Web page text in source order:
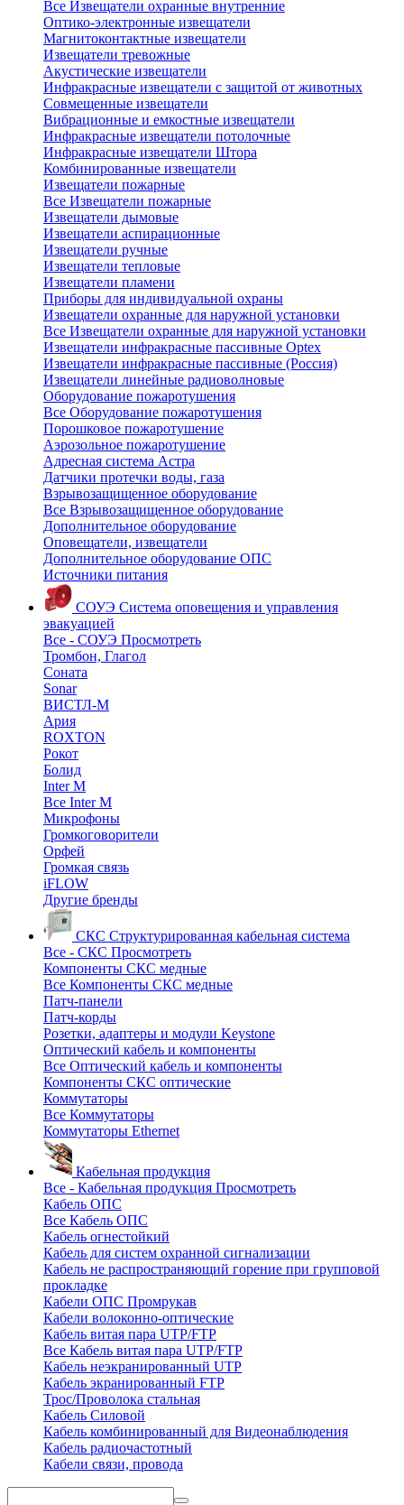
Все Извещатели охранные внутренние
Оптико-электронные извещатели
Магнитоконтактные извещатели
Извещатели тревожные
Акустические извещатели
Инфракрасные извещатели с защитой от животных
Совмещенные извещатели
Вибрационные и емкостные извещатели
Инфракрасные извещатели потолочные
Инфракрасные извещатели Штора
Комбинированные извещатели
Извещатели пожарные
Все Извещатели пожарные
Извещатели дымовые
Извещатели аспирационные
Извещатели ручные
Извещатели тепловые
Извещатели пламени
Приборы для индивидуальной охраны
Извещатели охранные для наружной установки
Все Извещатели охранные для наружной установки
Извещатели инфракрасные пассивные Optex
Извещатели инфракрасные пассивные (Россия)
Извещатели линейные радиоволновые
Оборудование пожаротушения
Все Оборудование пожаротушения
Порошковое пожаротушение
Аэрозольное пожаротушение
Адресная система Астра
Датчики протечки воды, газа
Взрывозащищенное оборудование
Все Взрывозащищенное оборудование
Дополнительное оборудование
Оповещатели, извещатели
Дополнительное оборудование ОПС
Источники питания
СОУЭ Система оповещения и управления
эвакуацией
Все - СОУЭ Просмотреть
Тромбон, Глагол
Соната
Sonar
ВИСТЛ-М
Ария
ROXTON
Рокот
Болид
Inter M
Все Inter M
Микрофоны
Громкоговорители
Орфей
Громкая связь
iFLOW
Другие бренды
СКС Структурированная кабельная система
Все - СКС Просмотреть
Компоненты СКС медные
Все Компоненты СКС медные
Патч-панели
Патч-корды
Розетки, адаптеры и модули Keystone
Оптический кабель и компоненты
Все Оптический кабель и компоненты
Компоненты СКС оптические
Коммутаторы
Все Коммутаторы
Коммутаторы Ethernet
Кабельная продукция
Все - Кабельная продукция Просмотреть
Кабель ОПС
Все Кабель ОПС
Кабель огнестойкий
Кабель для систем охранной сигнализации
Кабель не распространяющий горение при групповой
прокладке
Кабели ОПС Промрукав
Кабели волоконно-оптические
Кабель витая пара UTP/FTP
Все Кабель витая пара UTP/FTP
Кабель неэкранированный UTP
Кабель экранированный FTP
Трос/Проволока стальная
Кабель Силовой
Кабель комбинированный для Видеонаблюдения
Кабель радиочастотный
Кабели связи, провода